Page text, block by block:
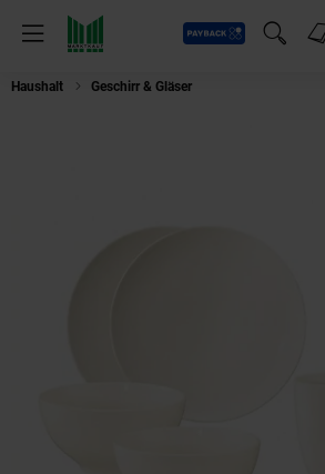
Menü
Payback
Suchfeld
Haushalt Geschirr & Gläser